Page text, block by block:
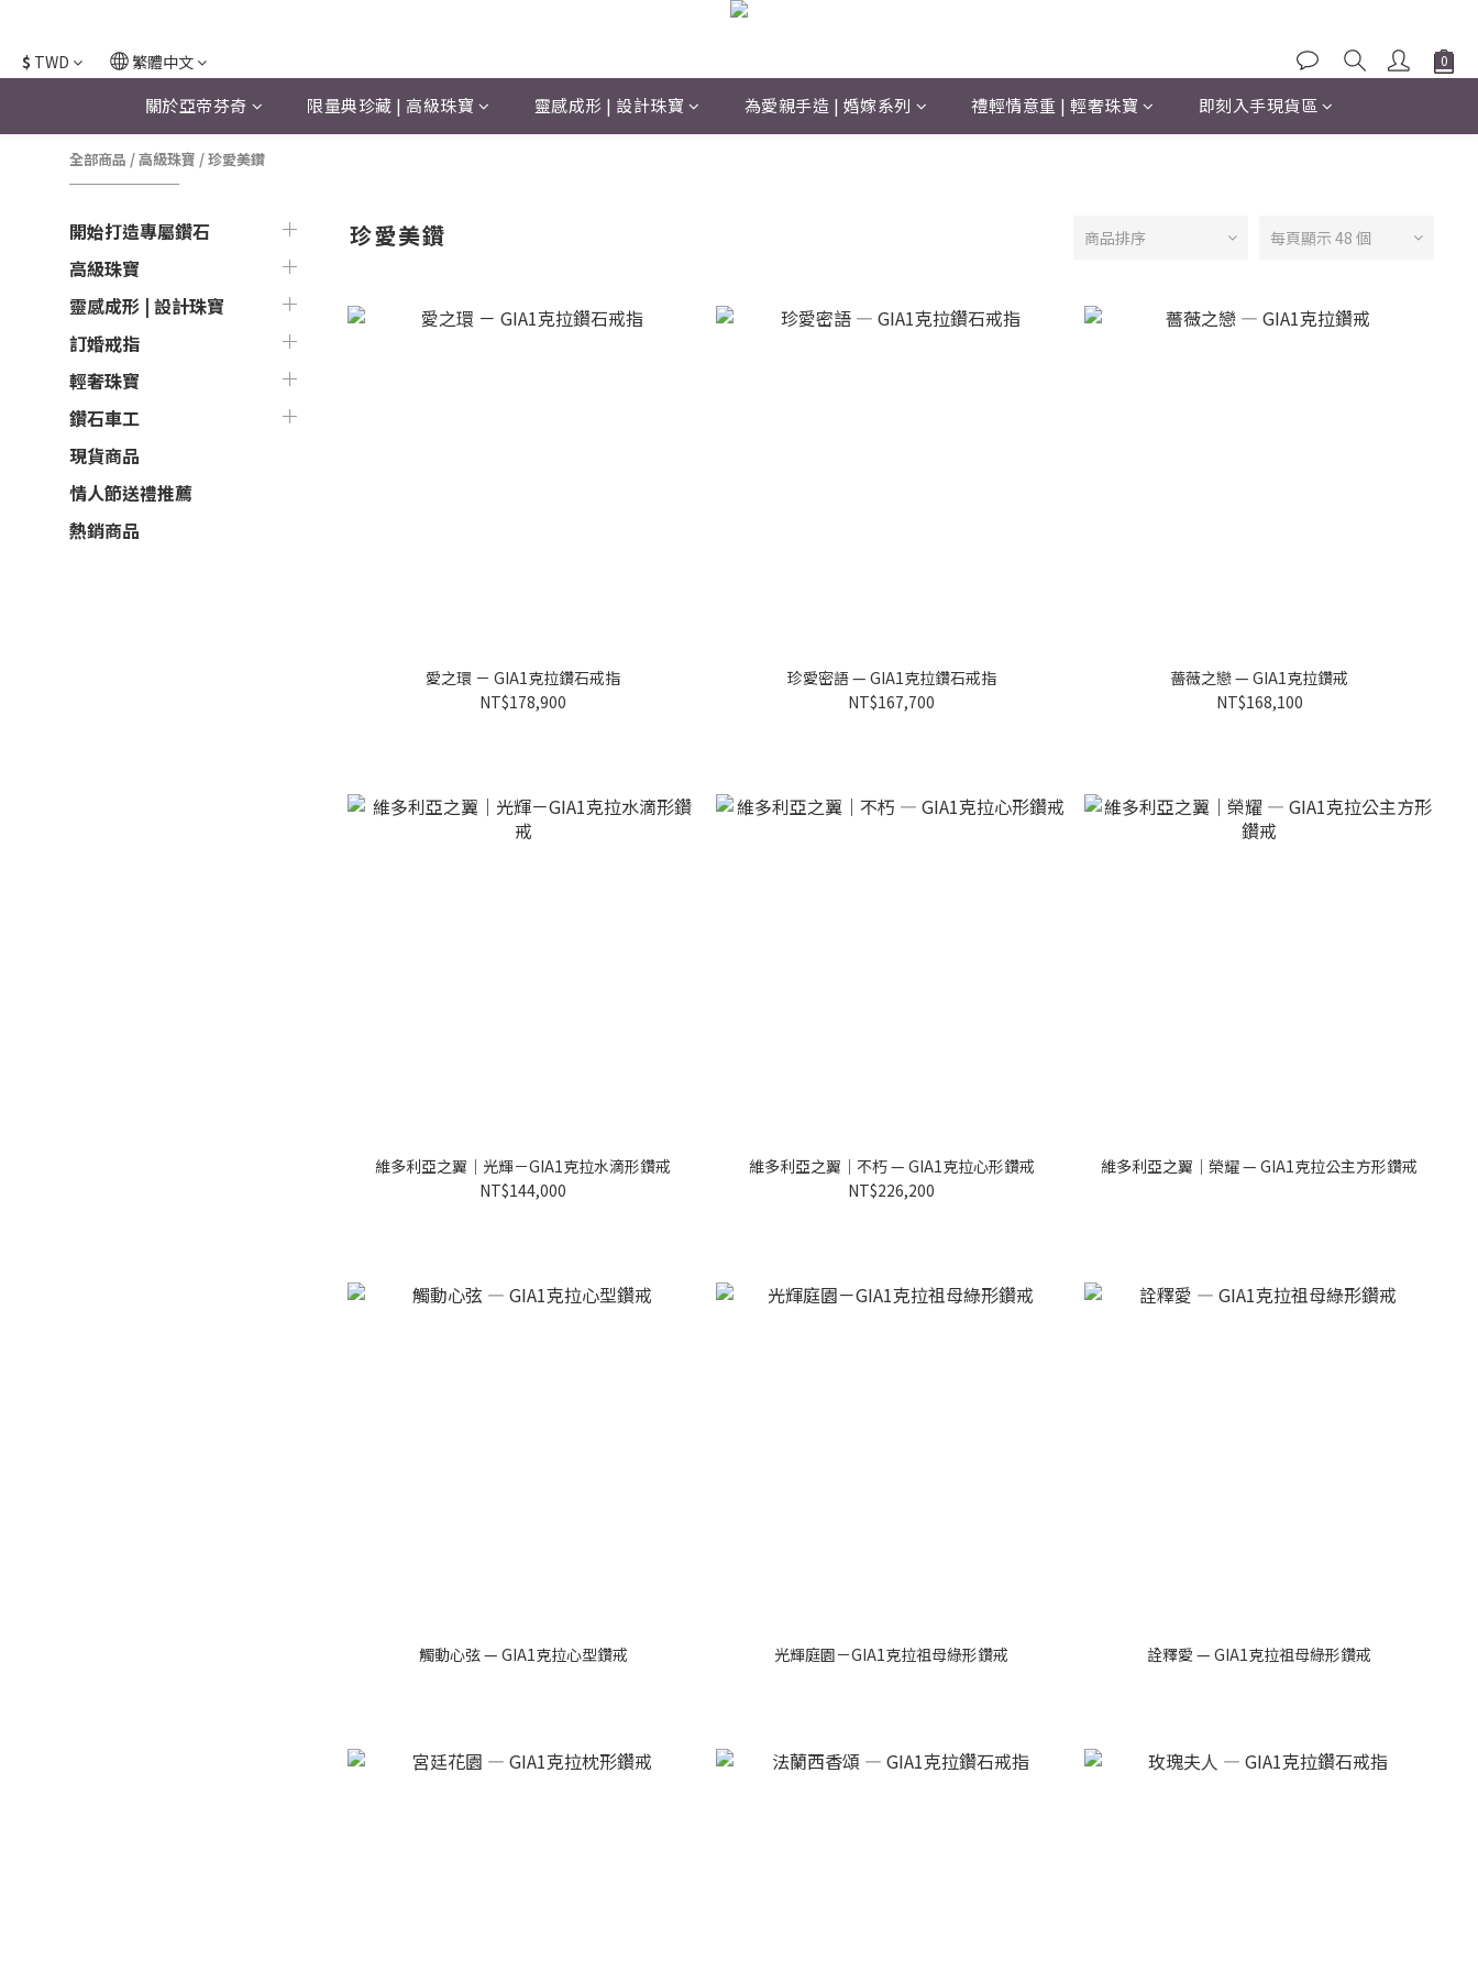
$ TWD 繁體中文
關於亞帝芬奇 限量典珍藏 | 高級珠寶 靈感成形 | 設計珠寶 為愛親手造 | 婚嫁系列 禮輕情意重 | 輕奢珠寶 即刻入手現貨區
全部商品 /高級珠寶 /珍愛美鑽
開始打造專屬鑽石
高級珠寶
靈感成形 | 設計珠寶
訂婚戒指
輕奢珠寶
鑽石車工
現貨商品
情人節送禮推薦
熱銷商品
珍愛美鑽 商品排序 每頁顯示 48 個
愛之環 － GIA1克拉鑽石戒指
NT$178,900
珍愛密語 — GIA1克拉鑽石戒指
NT$167,700
薔薇之戀 — GIA1克拉鑽戒
NT$168,100
維多利亞之翼｜光輝－GIA1克拉水滴形鑽戒
NT$144,000
維多利亞之翼｜不朽 — GIA1克拉心形鑽戒
NT$226,200
維多利亞之翼｜榮耀 — GIA1克拉公主方形鑽戒
觸動心弦 — GIA1克拉心型鑽戒 光輝庭園－GIA1克拉祖母綠形鑽戒 詮釋愛 — GIA1克拉祖母綠形鑽戒